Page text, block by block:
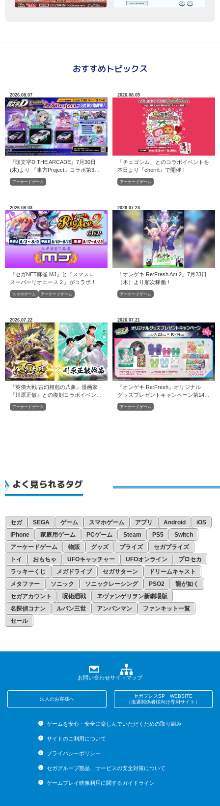
おすすめトピックス
2026.08.07
アーケードゲーム
『頭文字D THE ARCADE』7月30日
(木)より 『東方Project』コラボ第3弾
EX復刻開催中！
2026.08.05
アーケードゲーム
「チェゴシム」とのコラボイベントを
本日より『cherrit』で開催！
2026.08.03
スマホゲーム アーケードゲーム
『セガNET麻雀 MJ』と『スマスロ
スーパーリオエース２』がコラボ！
2026.07.23
アーケードゲーム
「オンゲキ Re:Fresh Act.2」7月23日
（木）より順次稼働！
2026.07.22
アーケードゲーム
『英傑大戦 古幻相剋の八象』漫画家
『川原正敏』との復刻コラボイベント
を本日より開始！
2026.07.21
アーケードゲーム
『オンゲキ Re:Fresh』オリジナル
グッズプレゼントキャンペーン第14弾
開催！
よく見られるタグ
セガ SEGA ゲーム スマホゲーム アプリ Android
iOS
iPhone
家庭用ゲーム PCゲーム Steam PS5
Switch
アーケードゲーム
物販 グッズ プライズ
セガプライズ
トイ
おもちゃ UFOキャッチャー UFOオンライン
プロセカ
ラッキーくじ
メガドライブ セガサターン
ドリームキャスト
メタファー
ソニック ソニックレーシング PSO2
龍が如く
セガアカウント
呪術廻戦
ヱヴァンゲリヲン新劇場版
名探偵コナン
ルパン三世 アンパンマン
ファンキット一覧
セール
お問い合わせサイトマップ
法人のお客様へ
セガプレスSP WEBSITE
（流通関係者様向け専用サイト）
ゲームを安心・安全に楽しんでいただくための取り組み
サイトのご利用について
プライバシーポリシー
セガグループ製品、サービスの安全対策について
ゲームプレイ映像利用に関するガイドライン